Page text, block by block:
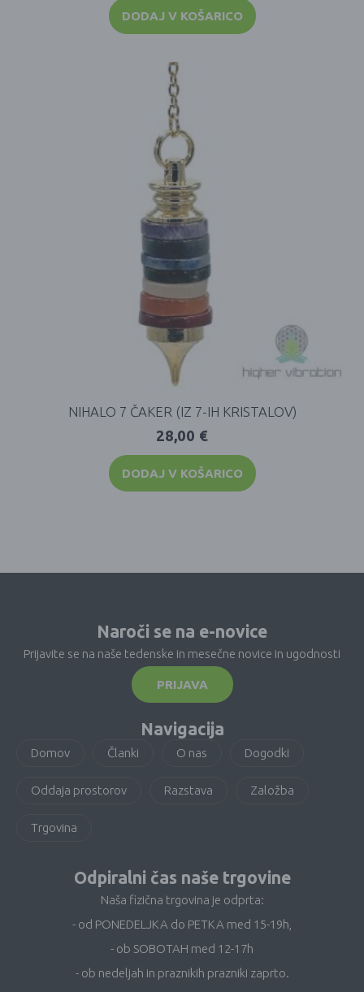
DODAJ V KOŠARICO
NIHALO 7 ČAKER (IZ 7-IH KRISTALOV)
28,00 €
DODAJ V KOŠARICO
Naroči se na e-novice
Prijavite se na naše tedenske in mesečne novice in ugodnosti
PRIJAVA
Navigacija
Domov Članki O nas Dogodki
Oddaja prostorov Razstava Založba
Trgovina
Odpiralni čas naše trgovine
Naša fizična trgovina je odprta:
- od PONEDELJKA do PETKA med 15-19h,
- ob SOBOTAH med 12-17h
- ob nedeljah in praznikih prazniki zaprto.